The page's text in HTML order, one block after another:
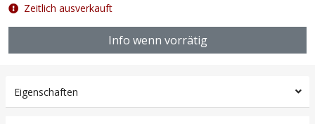
Zeitlich ausverkauft
Info wenn vorrätig
Eigenschaften